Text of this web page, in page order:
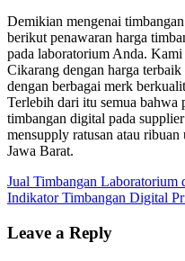
Demikian mengenai
berikut penawaran harga
pada laboratorium Anda.
Cikarang dengan harga
dengan berbagai merk
Terlebih dari itu semua bahwa
timbangan digital pada
mensupply ratusan atau
Jawa Barat.
Jual Timbangan Laboratorium
Indikator Timbangan Digital
Leave a Reply